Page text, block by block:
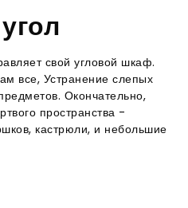
свой угловой шкаф.
все, Устранение слепых
Окончательно,
пространства -
кастрюли, и небольшие